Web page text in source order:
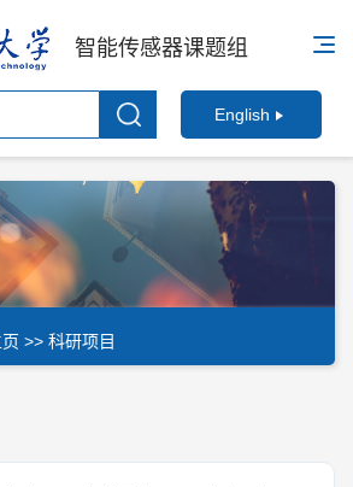
智能传感器课题组
English
>> 科研项目